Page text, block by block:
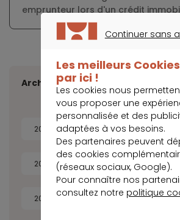
emprunteur lors d'un crédit
Archives
2026 2025 2024
2022 2021 2020
2018 2017 2016
Continuer sans
Les meilleurs
par ici !
Les cookies nous
vous proposer une
personnalisée et des
adaptées à vos besoins.
Des partenaires peuvent
des cookies
(réseaux sociaux, Google).
Pour connaître nos
consultez notre politique